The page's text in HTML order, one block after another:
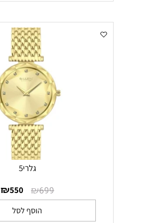
גלרי5
₪699
₪550
הוסף לסל